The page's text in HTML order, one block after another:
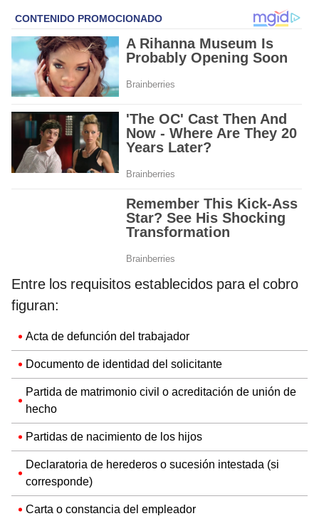
Entre los requisitos establecidos para el cobro
figuran:
Acta de defunción del trabajador
Documento de identidad del solicitante
Partida de matrimonio civil o acreditación de unión de
hecho
Partidas de nacimiento de los hijos
Declaratoria de herederos o sucesión intestada (si
corresponde)
Carta o constancia del empleador